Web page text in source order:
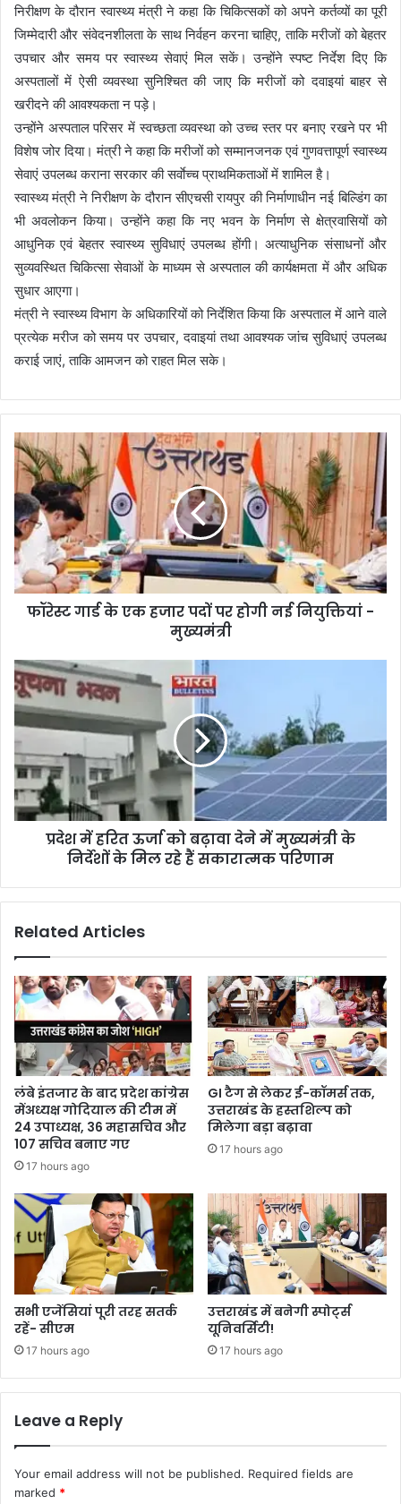
निरीक्षण के दौरान स्वास्थ्य मंत्री ने कहा कि चिकित्सकों को अपने कर्तव्यों का पूरी
जिम्मेदारी और संवेदनशीलता के साथ निर्वहन करना चाहिए, ताकि मरीजों को बेहतर
उपचार और समय पर स्वास्थ्य सेवाएं मिल सकें। उन्होंने स्पष्ट निर्देश दिए कि
अस्पतालों में ऐसी व्यवस्था सुनिश्चित की जाए कि मरीजों को दवाइयां बाहर से
खरीदने की आवश्यकता न पड़े।
उन्होंने अस्पताल परिसर में स्वच्छता व्यवस्था को उच्च स्तर पर बनाए रखने पर भी
विशेष जोर दिया। मंत्री ने कहा कि मरीजों को सम्मानजनक एवं गुणवत्तापूर्ण स्वास्थ्य
सेवाएं उपलब्ध कराना सरकार की सर्वाेच्च प्राथमिकताओं में शामिल है।
स्वास्थ्य मंत्री ने निरीक्षण के दौरान सीएचसी रायपुर की निर्माणाधीन नई बिल्डिंग का
भी अवलोकन किया। उन्होंने कहा कि नए भवन के निर्माण से क्षेत्रवासियों को
आधुनिक एवं बेहतर स्वास्थ्य सुविधाएं उपलब्ध होंगी। अत्याधुनिक संसाधनों और
सुव्यवस्थित चिकित्सा सेवाओं के माध्यम से अस्पताल की कार्यक्षमता में और अधिक
सुधार आएगा।
मंत्री ने स्वास्थ्य विभाग के अधिकारियों को निर्देशित किया कि अस्पताल में आने वाले
प्रत्येक मरीज को समय पर उपचार, दवाइयां तथा आवश्यक जांच सुविधाएं उपलब्ध
कराई जाएं, ताकि आमजन को राहत मिल सके।
फॉरेस्ट गार्ड के एक हजार पदों पर होगी नई नियुक्तियां -
मुख्यमंत्री
प्रदेश में हरित ऊर्जा को बढ़ावा देने में मुख्यमंत्री के
निर्देशों के मिल रहे हैं सकारात्मक परिणाम
Related Articles
लंबे इंतजार के बाद प्रदेश कांग्रेस
मेंअध्यक्ष गोदियाल की टीम में
24 उपाध्यक्ष, 36 महासचिव और
107 सचिव बनाए गए
17 hours ago
GI टैग से लेकर ई-कॉमर्स तक,
उत्तराखंड के हस्तशिल्प को
मिलेगा बड़ा बढ़ावा
17 hours ago
सभी एजेंसियां पूरी तरह सतर्क
रहें- सीएम
17 hours ago
उत्तराखंड में बनेगी स्पोर्ट्स
यूनिवर्सिटी!
17 hours ago
Leave a Reply
Your email address will not be published. Required fields are
marked *